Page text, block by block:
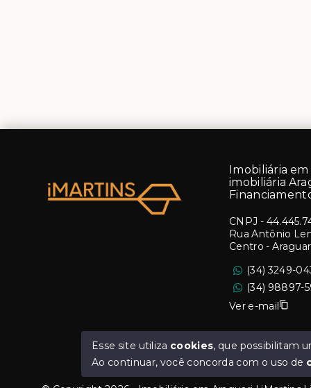
Imobiliária
imobiliária
CNPJ -
Rua Antônio
Centro -
(34) 3249-
(34) 98897-
Ver e-mail
Esse site utiliza cookies, que possibilitam
Ao continuar, você concorda com o uso de